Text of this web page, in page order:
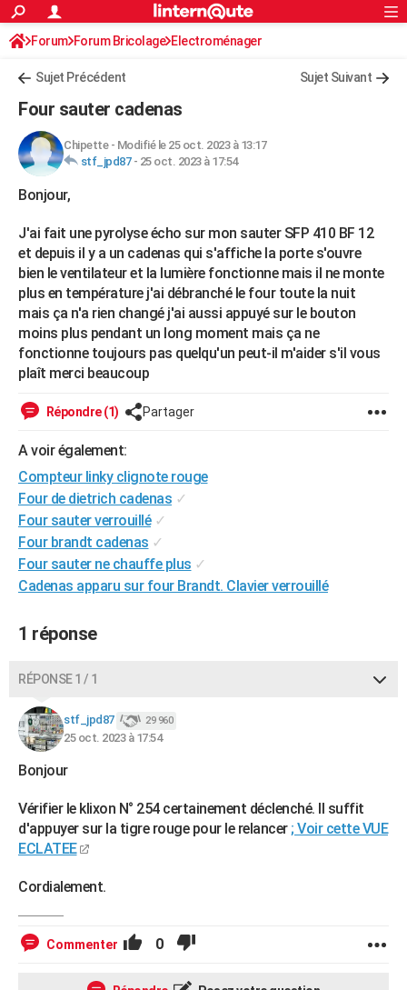
ACTUALITÉS
Politique
Société
Faits Divers
Education
Monde
Villes
+
FINANCE
Retraite
Impôts
Epargne
Immobilier
Risques naturels par ville
Banque
Assurance
Crédit
AUTO
Essais
Réserver un essai
Citadines
Berlines
SUV
Forum auto
+HIGH-TECH
Mobiles
Meilleur smartphone
Internet
Ordinateurs
Jeux vidéo
Guide high-tech
+
Forum
Aménagement intérieur
Extérieur
Cuisine
Salle de bains
Jardinage
Rangement
WEEK-END
Guides de France
Escapades
Patrimoine
Expositions
Musées
Week-end nature
+LIFESTYLE
Art de vivre
Bien-être
Loisirs
Mode
Modes de vie
SANTE
BONS PLANS
CARTE DE VOEUX
Carte de Noël
Carte Bonne année
Carte Saint-Valentin
Carte Pâques
Carte d'anniversaire
S'inscrire
Se connecter
Lycées
Collèges
Primaires
Universités
Entreprises
Service militaire
Avis de recherche
AVIS DE DÉCÈS
FORUM
Bricolage
Lifestyle
Culture
Sport
Auto
Television
Voyage
Cinema
S'inscrire
Connexion
Forum Forum Bricolage Electroménager
Sujet Précédent Sujet Suivant
Four sauter cadenas
Chipette- Modifié le 25 oct. 2023 à 13:17
stf_jpd87- 25 oct. 2023 à 17:54
Bonjour,
J'ai fait une pyrolyse écho sur mon sauter SFP 410 BF 12
et depuis il y a un cadenas qui s'affiche la porte s'ouvre
bien le ventilateur et la lumière fonctionne mais il ne monte
plus en température j'ai débranché le four toute la nuit
mais ça n'a rien changé j'ai aussi appuyé sur le bouton
moins plus pendant un long moment mais ça ne
fonctionne toujours pas quelqu'un peut-il m'aider s'il vous
plaît merci beaucoup
Répondre (1) Partager
A voir également:
Compteur linky clignote rouge
Four de dietrich cadenas ✓
Four sauter verrouillé ✓
Four brandt cadenas ✓
Four sauter ne chauffe plus ✓
Cadenas apparu sur four Brandt. Clavier verrouillé
1 réponse
RÉPONSE 1 / 1
stf_jpd87 29 960
25 oct. 2023 à 17:54
Bonjour
Vérifier le klixon N° 254 certainement déclenché. Il suffit
d'appuyer sur la tigre rouge pour le relancer ; Voir cette VUE
ECLATEE
Cordialement.
Commenter 0